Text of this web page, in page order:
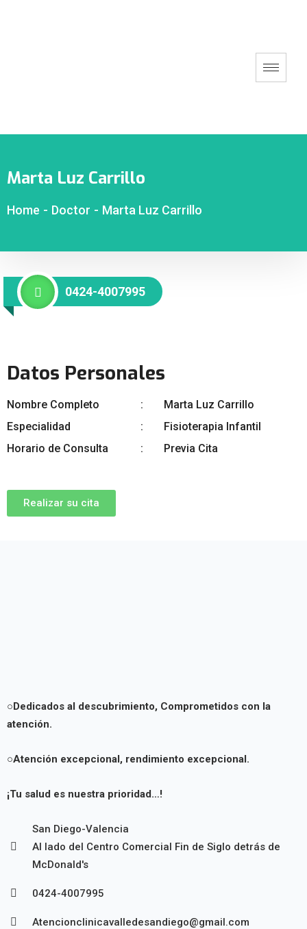
Marta Luz Carrillo
Home - Doctor - Marta Luz Carrillo
0424-4007995
Datos Personales
Nombre Completo
Marta Luz Carrillo
Especialidad
Fisioterapia Infantil
Horario de Consulta
Previa Cita
Realizar su cita
○Dedicados al descubrimiento, Comprometidos con la
atención.
○Atención excepcional, rendimiento excepcional.
¡Tu salud es nuestra prioridad…!
San Diego-Valencia
Al lado del Centro Comercial Fin de Siglo detrás de
McDonald's
0424-4007995
Atencionclinicavalledesandiego@gmail.com